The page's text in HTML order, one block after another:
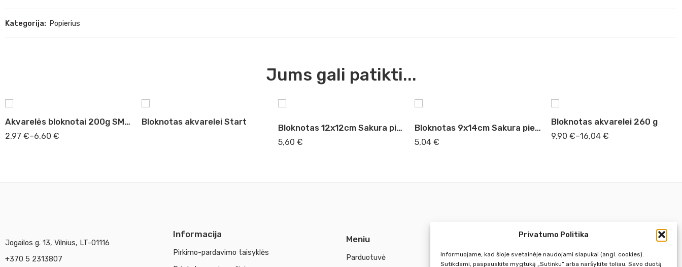
Privatumo Politika
Informuojame, kad šioje svetainėje naudojami slapukai (angl. cookies).
Sutikdami, paspauskite mygtuką „Sutinku“ arba naršykite toliau. Savo duotą
Kategorija: Popierius
Jums gali patikti...
Akvarelės bloknotai 200g SM-LT
2,97 €–6,60 €
Bloknotas akvarelei Start
Bloknotas 12x12cm Sakura piešimui juodas popierius
5,60 €
Bloknotas 9x14cm Sakura piešimui kreminis popierius
5,04 €
Bloknotas akvarelei 260 g
9,90 €–16,04 €
Jogailos g. 13, Vilnius, LT-01116
+370 5 2313807
Informacija
Pirkimo-pardavimo taisyklės
Meniu
Parduotuvė
10:00 - 18:00
Šeštadienį
10:00 - 14:00